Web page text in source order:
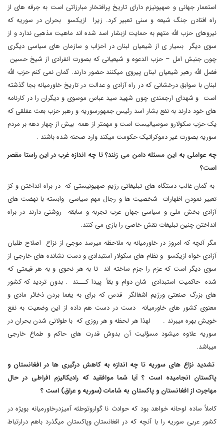
استعمار جهانی و صهیونیزم دارای تاریخ پرافتخار مبارزاتی است به جرقه های از
راه افتادن جنگ شیعه و سنی تعبیر کرد. زیرا ازیکسو بحران در سوریه که
نیروهای حزب الله متهم به حمایت ازبشار اسد شده اند ماهیت مذهبی ندارد و از
سوی دیگر بسیار ی از شیعیان لبنان در احزاب و سازمان های سیاسی دیگری
چون جنبش امل – حزب الدعوه و شیعیانی که بصورت انفرادی از شیخ حسین
فضل الله رهبر شیعیان لبنان پیروی میکنند حضور دارند. گمان نمی کنم حزب الله
لبنان با سوابق درخشانی که در راه آزادی و عدالت در تاریخ خاورمیانه بجا گذشته
است و شهدای ارجمندی چون شهید سید عباس موسوی و دیگران را در کارنامه
های خود دارند به نفع بشار اسد رئیس جمهورسوریه و رهبر حزب بعث عفلقی که
یک حزب سکولارو سوسیالیست است و مهمتر از همه بیش از چهار دهه بر مردم
سوریه بصورت غیر دموکراتیک حکومت میکند وارد صحنه شده باشند .
چه عواملی به این مسئله دامن می زنند؟ تا چه اندازه غرب در این راستا مقصر
است؟
به گمان غالب دستگاه های تبلیغاتی رژیم صهیونیستی که در براه انداختن و کژ
تعبیر نمودن اظهارات شخصیت ها و رجال مهم سیاسی وابسته با نهضت های
آزادی بخش ملی و سیاسی جهان عرب تجربه و سابقه روشنی دارند در براه
انداختن چنین تبلیغات نقش خاصی را بازی می کنند.
مگر آنچه که امروز در خاورمیانه به ملاحظه میرسد موجی از نزاع اصلاح طلبان
آزادی خواه ازیکسو و نظام های سکولار استبدادی و دست نشانده های خارجی از
سوی دیگر است که عزم را جزم ساخته اند تا به هر نحوی و به هر قیمتی که
شده حاکمیت استبدادی شان دوام و بقأ پیدا کـــند . بدون تردید که کشور
های بزرگ صنعتی ورژیم اشغالگر قدس که برای به یغما بردن ذخائر مادی و
معنوی کشور های خاورمیانه دست در دست هم داده از این وضعیت به نفع
خویش بهره میبرند . لهذا هر لحظه و هر روزی که با طولانی شدن بحران در
سوریه علاوه میشود مسؤلیت آن بدوش قدرت های حاکم و طماع خارجی
میباشد.
تشدید نزاع های سوریه تا چه اندازه به کاهش درگیری ها در افغانستان و
پاکستان انجامیده است ؟ آیا شما موافقید که رادیکالیزم افراطی در حال
مهاجرت از افغانستان و پاکستان به شامات (سوریه و عراق) است ؟
کاملأ ساده لوحانه خواهد بود که حوادث نا گواروتوطئه آمیزدرخاورمیانه بویژه در
کشور عربی سوریه را با آنچه که در افغانستان وپاکستان میگذرد باهم درارتباط